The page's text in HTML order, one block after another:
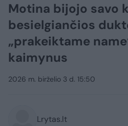
Motina bijojo savo
besielgiančios
„prakeiktame
kaimynus
2026 m. birželio 3 d. 15:50
Lrytas.lt